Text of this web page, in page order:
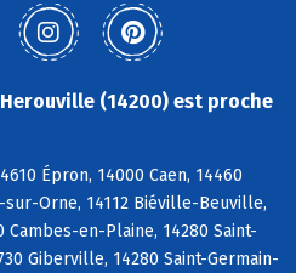
(14200) est proche
Épron, 14000 Caen, 14460
Orne, 14112 Biéville-Beuville,
en-Plaine, 14280 Saint-
Giberville, 14280 Saint-Germain-